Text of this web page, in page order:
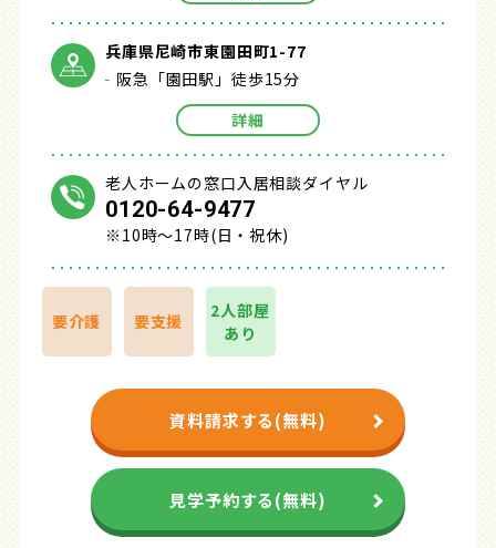
兵庫県尼崎市東園田町1-77
阪急「園田駅」徒歩15分
詳細
老人ホームの窓口入居相談ダイヤル
0120-64-9477
※10時～17時(日・祝休)
要介護 要支援
2人部屋
あり
資料請求する(無料)
見学予約する(無料)